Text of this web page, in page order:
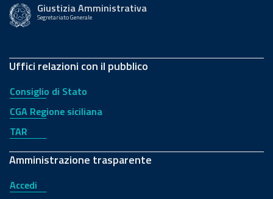
Giustizia Amministrativa
Segretariato Generale
Uffici relazioni con il pubblico
Consiglio di Stato
CGA Regione siciliana
TAR
Amministrazione trasparente
Accedi